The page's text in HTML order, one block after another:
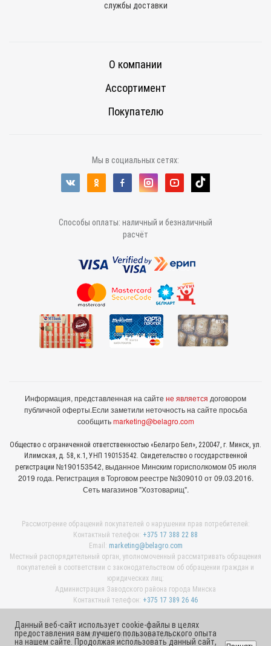
службы доставки
О компании
Ассортимент
Покупателю
Мы в социальных сетях:
Способы оплаты: наличный и безналичный
расчёт
Информация, представленная на сайте не является договором
публичной оферты.Если заметили неточность на сайте просьба
сообщитьmarketing@belagro.com
Общество с ограниченной ответственностью «Белагро Бел», 220047, г. Минск, ул.
Илимская, д. 58, к.1, УНП 190153542. Свидетельство о государственной
регистрации №190153542, выданное Минcким горисполкомом 05 июля
2019 года. Регистрация в Торговом реестре №309010 от 09.03.2016.
Сеть магазинов "Хозтоварищ".
Рассмотрение обращений покупателей о нарушении прав потребителей:
Контактный телефон: +375 17 388 22 88
Email: marketing@belagro.com
Местный распорядительный орган, уполномоченный рассматривать обращения
покупателей в соответствии с законодательством об обращении граждан и
юридических лиц:
Администрация Заводского района города Минска
Контактный телефон: +375 17 389 26 46
© 2026 ООО «Белагро Бел»
Данный веб-сайт использует cookie-файлы в целях
предоставления вам лучшего пользовательского опыта
на нашем сайте. Продолжая использовать данный сайт,